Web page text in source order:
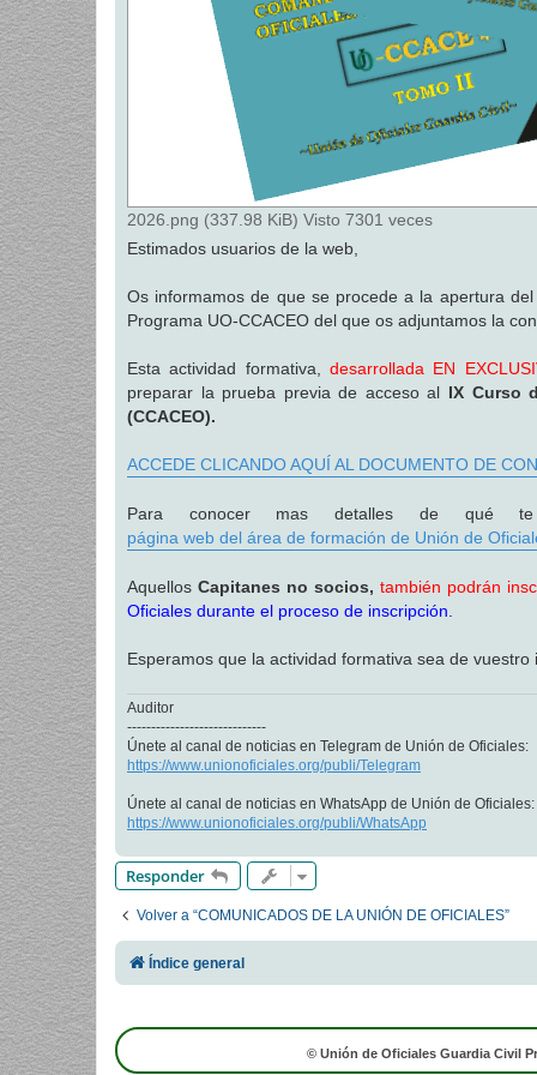
2026.png (337.98 KiB) Visto 7301 veces
Estimados usuarios de la web,
Os informamos de que se procede a la apertura
Programa UO-CCACEO del que os adjuntamos la
Esta actividad formativa,desarrollada EN
preparar la prueba previa de acceso al IX Curso
(CCACEO).
ACCEDE CLICANDO AQUÍ AL DOCUMENTO DE
Para conocer mas detalles de qué te
página web del área de formación de Unión de
AquellosCapitanes no socios, también podrán
Oficiales durante el proceso de inscripción.
Esperamos que la actividad formativa sea de vuestro
Auditor
-----------------------------
Únete al canal de noticias en Telegram de Unión de Oficiales:
https://www.unionoficiales.org/publi/Telegram
Únete al canal de noticias en WhatsApp de Unión de Oficiales:
https://www.unionoficiales.org/publi/WhatsApp
Responder
Volver a “COMUNICADOS DE LA UNIÓN DE OFICIALES”
Índice general
© Unión de Oficiales Guardia Civil